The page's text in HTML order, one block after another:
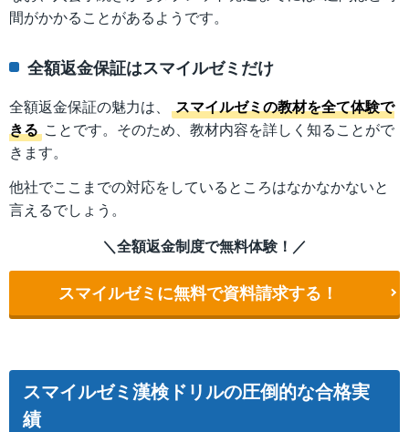
間がかかることがあるようです。
全額返金保証はスマイルゼミだけ
全額返金保証の魅力は、
スマイルゼミの教材を全て体験で
きる ことです。そのため、教材内容を詳しく知ることがで
きます。
他社でここまでの対応をしているところはなかなかないと
言えるでしょう。
＼全額返金制度で無料体験！／
スマイルゼミに無料で資料請求する！
スマイルゼミ漢検ドリルの圧倒的な合格実
績